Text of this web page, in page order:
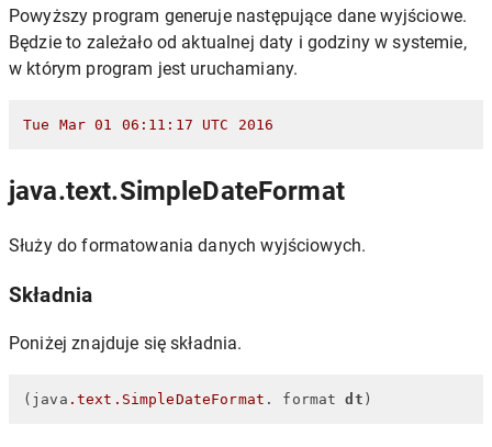
Powyższy program generuje następujące dane wyjściowe.
Będzie to zależało od aktualnej daty i godziny w systemie,
w którym program jest uruchamiany.
Tue Mar 01 06 :11:17 UTC 2016
java.text.SimpleDateFormat
Służy do formatowania danych wyjściowych.
Składnia
Poniżej znajduje się składnia.
(java .text .SimpleDateFormat . format dt )